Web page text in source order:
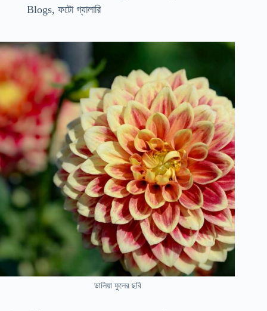
Blogs, ফটো গ্যালারি
ডালিয়া ফুলের ছবি